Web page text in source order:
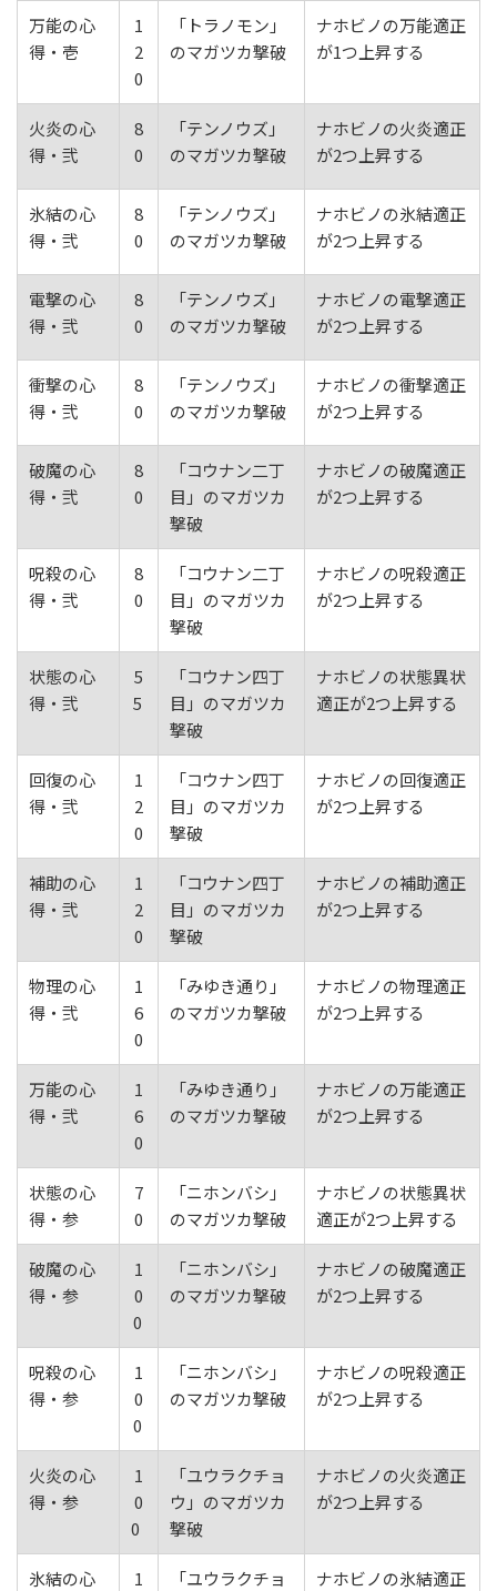
万能の心
得・壱
1
2
0
「トラノモン」
のマガツカ撃破
ナホビノの万能適正
が1つ上昇する
火炎の心
得・弐
8
0
「テンノウズ」
のマガツカ撃破
ナホビノの火炎適正
が2つ上昇する
氷結の心
得・弐
8
0
「テンノウズ」
のマガツカ撃破
ナホビノの氷結適正
が2つ上昇する
電撃の心
得・弐
8
0
「テンノウズ」
のマガツカ撃破
ナホビノの電撃適正
が2つ上昇する
衝撃の心
得・弐
8
0
「テンノウズ」
のマガツカ撃破
ナホビノの衝撃適正
が2つ上昇する
破魔の心
得・弐
8
0
「コウナン二丁
目」のマガツカ
撃破
ナホビノの破魔適正
が2つ上昇する
呪殺の心
得・弐
8
0
「コウナン二丁
目」のマガツカ
撃破
ナホビノの呪殺適正
が2つ上昇する
状態の心
得・弐
5
5
「コウナン四丁
目」のマガツカ
撃破
ナホビノの状態異状
適正が2つ上昇する
回復の心
得・弐
1
2
0
「コウナン四丁
目」のマガツカ
撃破
ナホビノの回復適正
が2つ上昇する
補助の心
得・弐
1
2
0
「コウナン四丁
目」のマガツカ
撃破
ナホビノの補助適正
が2つ上昇する
物理の心
得・弐
1
6
0
「みゆき通り」
のマガツカ撃破
ナホビノの物理適正
が2つ上昇する
万能の心
得・弐
1
6
0
「みゆき通り」
のマガツカ撃破
ナホビノの万能適正
が2つ上昇する
状態の心
得・参
7
0
「ニホンバシ」
のマガツカ撃破
ナホビノの状態異状
適正が2つ上昇する
破魔の心
得・参
1
0
0
「ニホンバシ」
のマガツカ撃破
ナホビノの破魔適正
が2つ上昇する
呪殺の心
得・参
1
0
0
「ニホンバシ」
のマガツカ撃破
ナホビノの呪殺適正
が2つ上昇する
火炎の心
得・参
1
0
0
「ユウラクチョ
ウ」のマガツカ
撃破
ナホビノの火炎適正
が2つ上昇する
氷結の心
1
「ユウラクチョ
ナホビノの氷結適正